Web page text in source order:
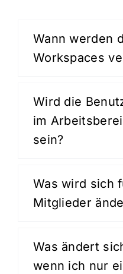
Wann werden
Workspaces
Wird die
im
sein?
Was wird sich
Mitglieder
Was ändert
wenn ich nur